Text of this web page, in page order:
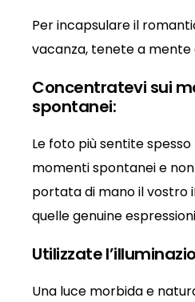
Per incapsulare il
vacanza, tenete a mente
Concentratevi sui
spontanei:
Le foto più sentite
momenti spontanei e
portata di mano il vostro
quelle genuine
Utilizzate
Una luce morbida e